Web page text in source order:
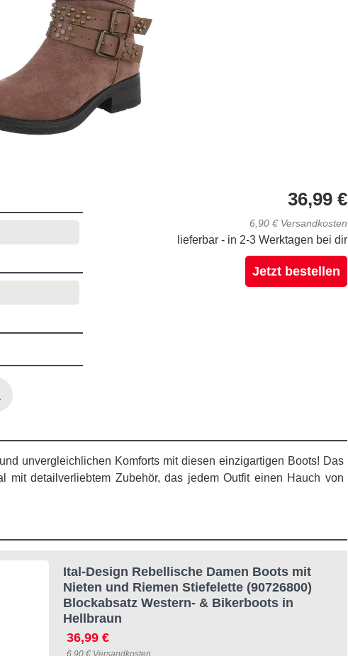
36,99 €
6,90 € Versandkosten
lieferbar - in 2-3 Werktagen bei dir
Jetzt bestellen
unvergleichlichen Komforts mit diesen einzigartigen Boots! Das
mit detailverliebtem Zubehör, das jedem Outfit einen Hauch von
Ital-Design Rebellische Damen Boots mit
Nieten und Riemen Stiefelette (90726800)
Blockabsatz Western- & Bikerboots in
Hellbraun
36,99 €
6,90 € Versandkosten